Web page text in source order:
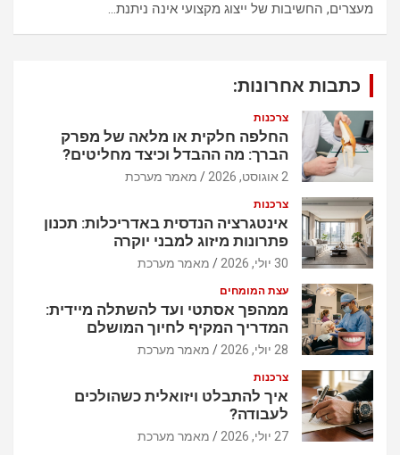
מעצרים, החשיבות של ייצוג מקצועי אינה ניתנת…
כתבות אחרונות:
צרכנות
החלפה חלקית או מלאה של מפרק
הברך: מה ההבדל וכיצד מחליטים?
2 אוגוסט, 2026 מאמר מערכת
צרכנות
אינטגרציה הנדסית באדריכלות: תכנון
פתרונות מיזוג למבני יוקרה
30 יולי, 2026 מאמר מערכת
עצת המומחים
ממהפך אסתטי ועד להשתלה מיידית:
המדריך המקיף לחיוך המושלם
28 יולי, 2026 מאמר מערכת
צרכנות
איך להתבלט ויזואלית כשהולכים
לעבודה?
27 יולי, 2026 מאמר מערכת